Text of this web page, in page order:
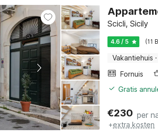
Scicli, Sicily
4.6 / 5 (11
Vakantiehuis ·
Fornuis
Gratis
€230 per
+extra kosten